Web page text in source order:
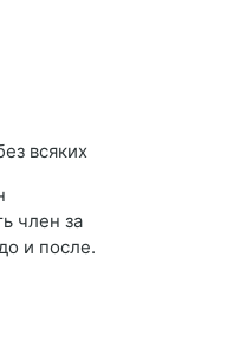
член за
и после.